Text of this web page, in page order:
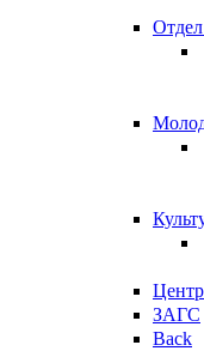
Центр
ЗАГС
Back